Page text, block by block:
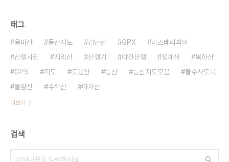
태그
용마산 등산지도 검단산 GPX
라즈베리파이
산행사진
지리산 산행기 야간산행 청계산
북한산
GPS
지도 도봉산 등산 등산지도모음
불수사도북
불암산
수락산 아차산
더보기
검색